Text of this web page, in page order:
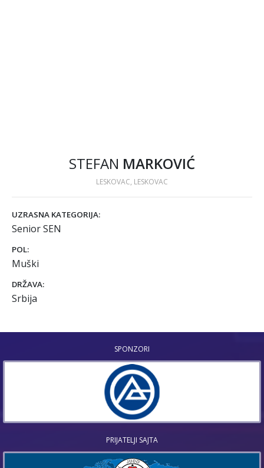
STEFAN MARKOVIĆ
LESKOVAC, LESKOVAC
UZRASNA KATEGORIJA:
Senior SEN
POL:
Muški
DRŽAVA:
Srbija
SPONZORI
PRIJATELJI SAJTA